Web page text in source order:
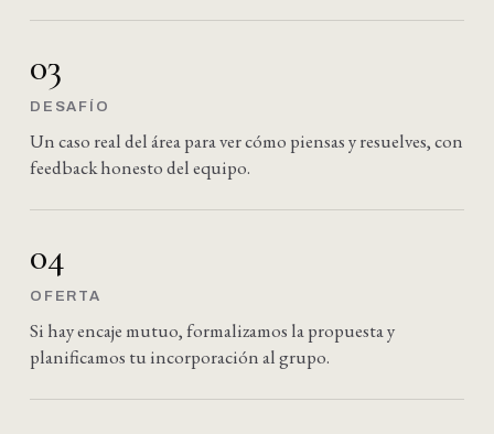
03
DESAFÍO
Un caso real del área para ver cómo piensas y resuelves, con
feedback honesto del equipo.
04
OFERTA
Si hay encaje mutuo, formalizamos la propuesta y
planificamos tu incorporación al grupo.